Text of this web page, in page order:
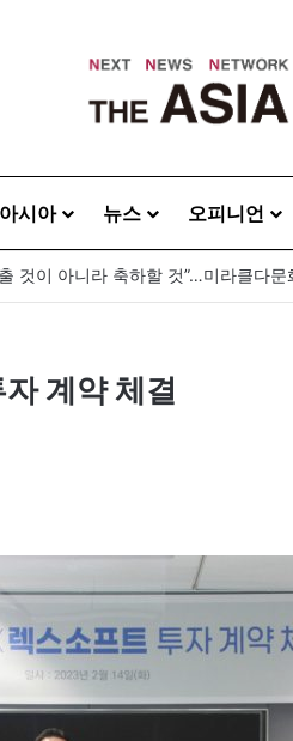
아시아 뉴스 오피니언
계약 체결